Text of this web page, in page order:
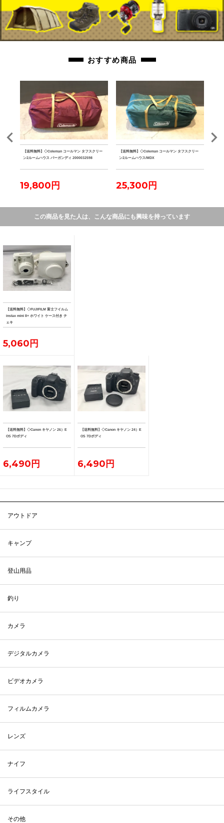
おすすめ商品
【送料無料】◇Coleman コールマン タフスクリー
ン2ルームハウス バーガンディ 2000032598
19,800円
【送料無料】◇Coleman コールマン タフスクリー
ン2ルームハウス/MDX
25,300円
この商品を見た人は、こんな商品にも興味を持っています
【送料無料】◇FUJIFILM 富士フイルム
instax mini 8+ ホワイト ケース付き チ
ェキ
5,060円
【送料無料】◇Canon キヤノン 26）E
OS 7Dボディ
6,490円
【送料無料】◇Canon キヤノン 24）E
OS 7Dボディ
6,490円
アウトドア
キャンプ
登山用品
釣り
カメラ
デジタルカメラ
ビデオカメラ
フィルムカメラ
レンズ
ナイフ
ライフスタイル
その他